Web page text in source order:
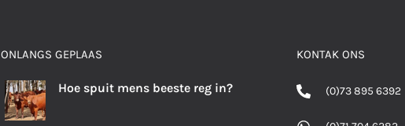
ONLANGS GEPLAAS
Hoe spuit mens beeste reg in?
KONTAK ONS
(0)73 895 6392